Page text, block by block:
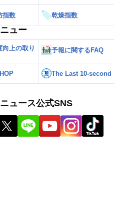
指数 乾燥指数
ュー
向上の取り
予報に関するFAQ
The Last 10-second
ュース公式SNS